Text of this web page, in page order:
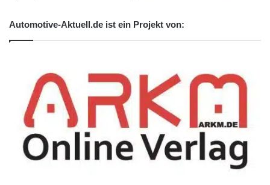
Eimer mit Shampoo nicht vergessen.
Schwämmen: Für die Autowäsche nur
hochwertige Materialien aus Mikrofaser
verwenden, um den Lack und die Karosserie
zu schonen.
Automotive-Aktuell.de ist ein Projekt von: